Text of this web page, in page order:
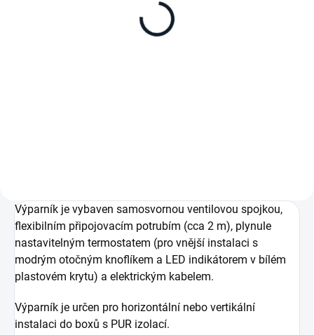
Výparník je vybaven samosvornou ventilovou spojkou,
flexibilním připojovacím potrubím (cca 2 m), plynule
nastavitelným termostatem (pro vnější instalaci s
modrým otočným knoflíkem a LED indikátorem v bílém
plastovém krytu) a elektrickým kabelem.
Výparník je určen pro horizontální nebo vertikální
instalaci do boxů s PUR izolací.